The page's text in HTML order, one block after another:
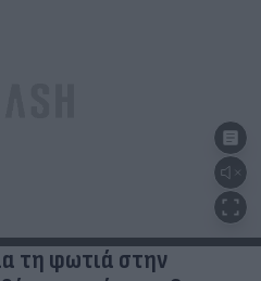
τη φωτιά στην